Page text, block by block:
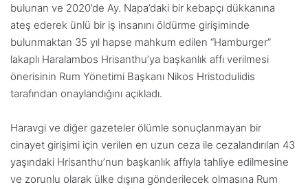
bulunan ve 2020’de Ay. Napa’daki bir kebapçı dükkanına
ateş ederek ünlü bir iş insanını öldürme girişiminde
bulunmaktan 35 yıl hapse mahkum edilen “Hamburger”
lakaplı Haralambos Hrisanthu’ya başkanlık affı verilmesi
önerisinin Rum Yönetimi Başkanı Nikos Hristodulidis
tarafından onaylandığını açıkladı.
Haravgi ve diğer gazeteler ölümle sonuçlanmayan bir
cinayet girişimi için verilen en uzun ceza ile cezalandırılan 43
yaşındaki Hrisanthu’nun başkanlık affıyla tahliye edilmesine
ve zorunlu olarak ülke dışına gönderilecek olmasına Rum